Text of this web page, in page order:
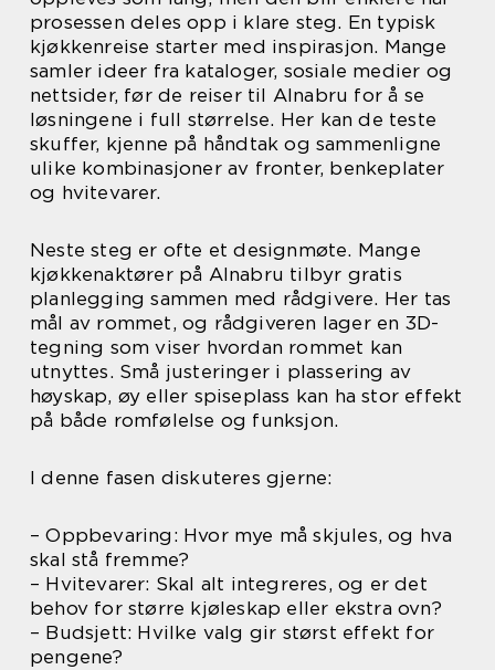
prosessen deles opp i klare steg. En typisk
kjøkkenreise starter med inspirasjon. Mange
samler ideer fra kataloger, sosiale medier og
nettsider, før de reiser til Alnabru for å se
løsningene i full størrelse. Her kan de teste
skuffer, kjenne på håndtak og sammenligne
ulike kombinasjoner av fronter, benkeplater
og hvitevarer.
Neste steg er ofte et designmøte. Mange
kjøkkenaktører på Alnabru tilbyr gratis
planlegging sammen med rådgivere. Her tas
mål av rommet, og rådgiveren lager en 3D-
tegning som viser hvordan rommet kan
utnyttes. Små justeringer i plassering av
høyskap, øy eller spiseplass kan ha stor effekt
på både romfølelse og funksjon.
I denne fasen diskuteres gjerne:
– Oppbevaring: Hvor mye må skjules, og hva
skal stå fremme?
– Hvitevarer: Skal alt integreres, og er det
behov for større kjøleskap eller ekstra ovn?
– Budsjett: Hvilke valg gir størst effekt for
pengene?